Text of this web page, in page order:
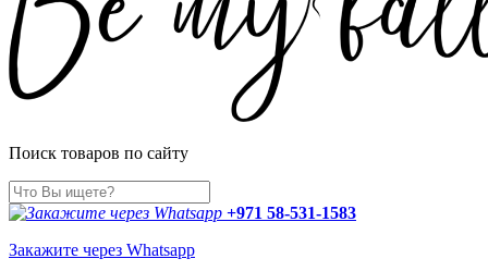
Поиск товаров по сайту
+971 58-531-1583
Закажите через Whatsapp